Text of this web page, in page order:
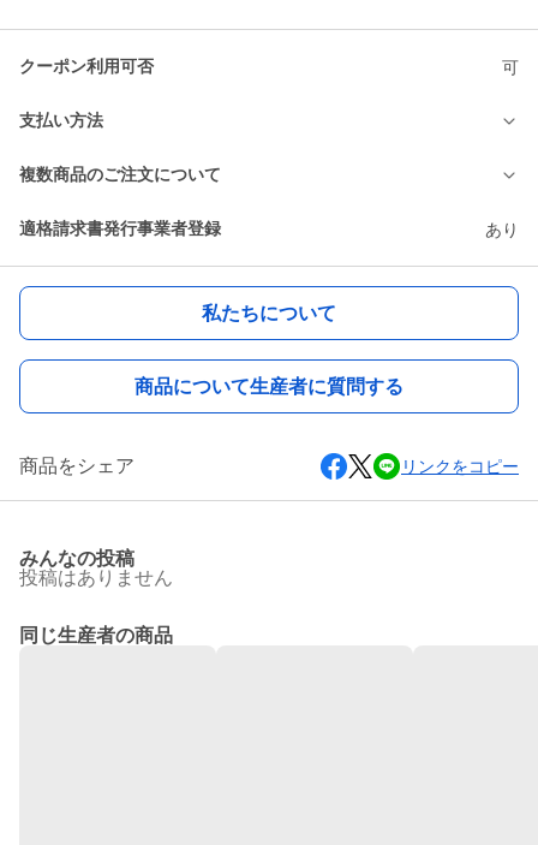
クーポン利用可否 可
支払い方法
複数商品のご注文について
適格請求書発行事業者登録 あり
私たちについて
商品について生産者に質問する
商品をシェア リンクをコピー
みんなの投稿
投稿はありません
同じ生産者の商品